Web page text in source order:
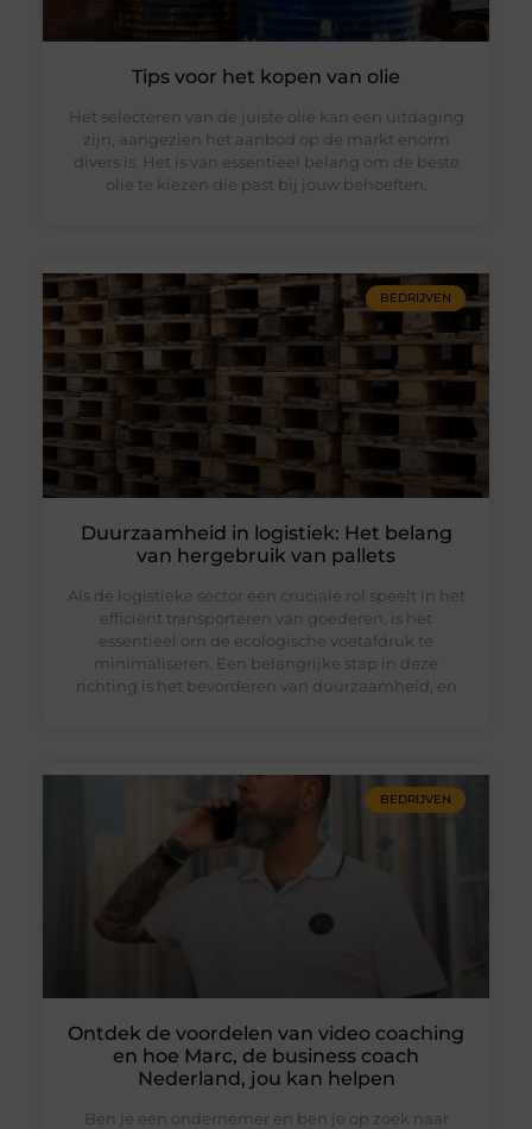
Tips voor het kopen van olie
Het selecteren van de juiste olie kan een uitdaging
zijn, aangezien het aanbod op de markt enorm
divers is. Het is van essentieel belang om de beste
olie te kiezen die past bij jouw behoeften.
BEDRIJVEN
Duurzaamheid in logistiek: Het belang
van hergebruik van pallets
Als de logistieke sector een cruciale rol speelt in het
efficiënt transporteren van goederen, is het
essentieel om de ecologische voetafdruk te
minimaliseren. Een belangrijke stap in deze
richting is het bevorderen van duurzaamheid, en
BEDRIJVEN
Ontdek de voordelen van video coaching
en hoe Marc, de business coach
Nederland, jou kan helpen
Ben je een ondernemer en ben je op zoek naar